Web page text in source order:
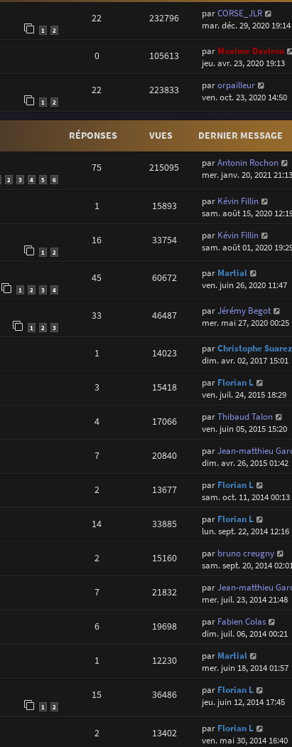
1 2
22 232796 parCORSE_JLR
mar. déc. 29, 2020 19:14
0 105613 par Maxime Daviron
jeu. avr. 23, 2020 19:13
1 2
22 223833 parorpailleur
ven. oct. 23, 2020 14:50
RÉPONSES VUES DERNIER MESSAGE
2 3 4 5 6
75 215095 parAntonin Rochon
mer. janv. 20, 2021 21:13
1 15893 par Kévin Fillin
sam. août 15, 2020
1 2
16 33754 par Kévin Fillin
sam. août 01, 2020
1 2 3 4
45 60672 par Martial
ven. juin 26, 2020 11:47
1 2 3
33 46487 parJérémy Begot
mer. mai 27, 2020 00:25
1 14023 parChristophe Suarez
dim. avr. 02, 2017 15:01
3 15418 par Florian L
ven. juil. 24, 2015 18:29
4 17066 parThibaud Talon
ven. juin 05, 2015 15:20
7 20840 parJean-matthieu
dim. avr. 26, 2015 01:42
2 13677 par Florian L
sam. oct. 11, 2014 00:13
14 33885 par Florian L
lun. sept. 22, 2014 12:16
2 15160 par bruno creugny
sam. sept. 20, 2014
7 21832 parJean-matthieu
mer. juil. 23, 2014 21:48
6 19698 par Fabien Colas
dim. juil. 06, 2014 00:21
1 12230 par Martial
mer. juin 18, 2014 01:57
1 2
15 36486 par Florian L
jeu. juin 12, 2014 17:45
2 13402 par Florian L
ven. mai 30, 2014 16:40